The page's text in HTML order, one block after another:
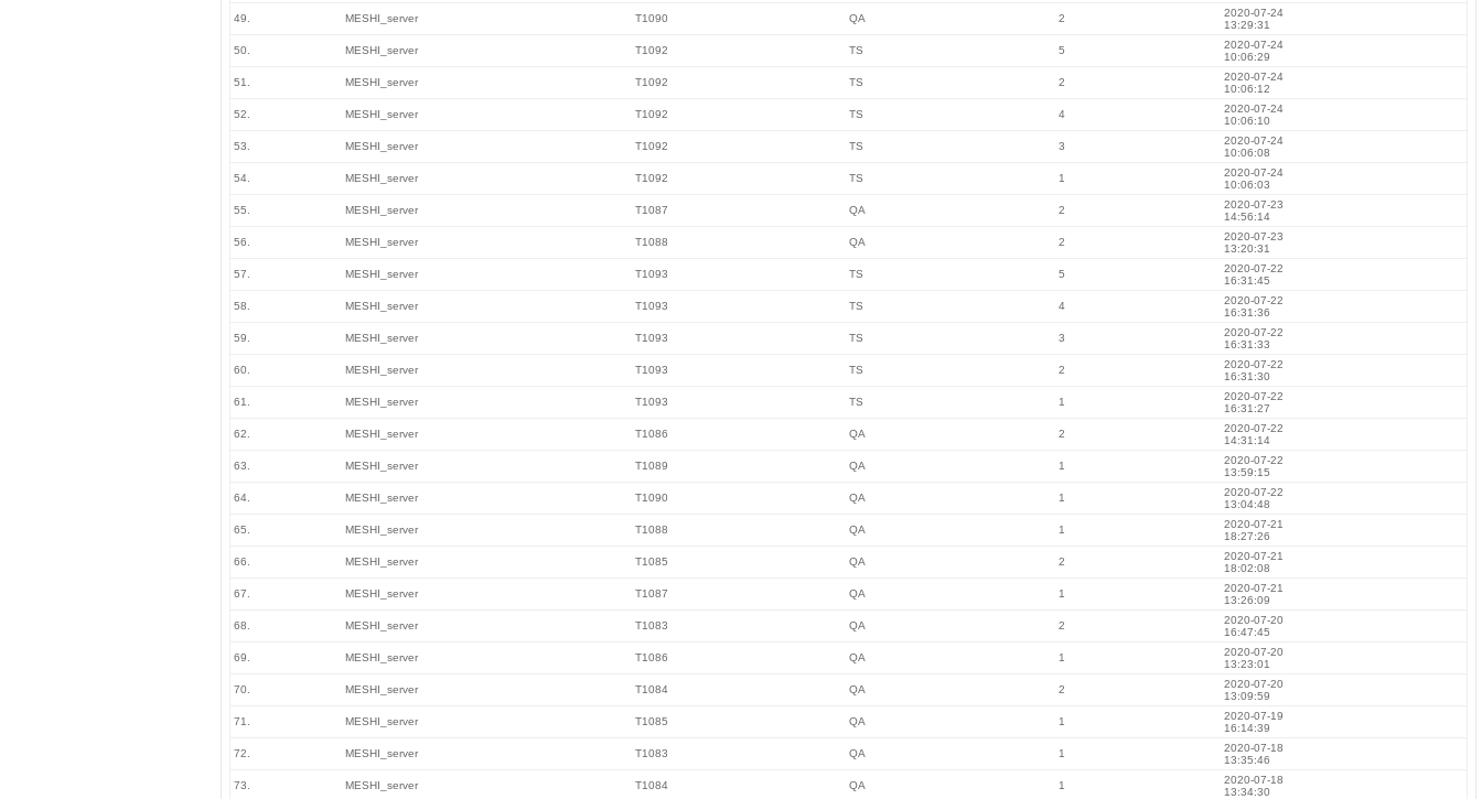
49. MESHI_server T1090 QA 2
2020-07-24
13:29:31
50. MESHI_server T1092 TS 5
2020-07-24
10:06:29
51. MESHI_server T1092 TS 2
2020-07-24
10:06:12
52. MESHI_server T1092 TS 4
2020-07-24
10:06:10
53. MESHI_server T1092 TS 3
2020-07-24
10:06:08
54. MESHI_server T1092 TS 1
2020-07-24
10:06:03
55. MESHI_server T1087 QA 2
2020-07-23
14:56:14
56. MESHI_server T1088 QA 2
2020-07-23
13:20:31
57. MESHI_server T1093 TS 5
2020-07-22
16:31:45
58. MESHI_server T1093 TS 4
2020-07-22
16:31:36
59. MESHI_server T1093 TS 3
2020-07-22
16:31:33
60. MESHI_server T1093 TS 2
2020-07-22
16:31:30
61. MESHI_server T1093 TS 1
2020-07-22
16:31:27
62. MESHI_server T1086 QA 2
2020-07-22
14:31:14
63. MESHI_server T1089 QA 1
2020-07-22
13:59:15
64. MESHI_server T1090 QA 1
2020-07-22
13:04:48
65. MESHI_server T1088 QA 1
2020-07-21
18:27:26
66. MESHI_server T1085 QA 2
2020-07-21
18:02:08
67. MESHI_server T1087 QA 1
2020-07-21
13:26:09
68. MESHI_server T1083 QA 2
2020-07-20
16:47:45
69. MESHI_server T1086 QA 1
2020-07-20
13:23:01
70. MESHI_server T1084 QA 2
2020-07-20
13:09:59
71. MESHI_server T1085 QA 1
2020-07-19
16:14:39
72. MESHI_server T1083 QA 1
2020-07-18
13:35:46
73. MESHI_server T1084 QA 1
2020-07-18
13:34:30